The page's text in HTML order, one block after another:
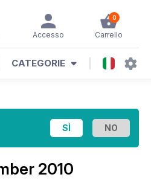
0
Carrello
Accesso
CATEGORIE
2010